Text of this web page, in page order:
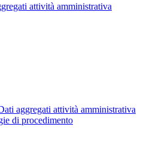
attività amministrativa
aggregati attività amministrativa
di procedimento